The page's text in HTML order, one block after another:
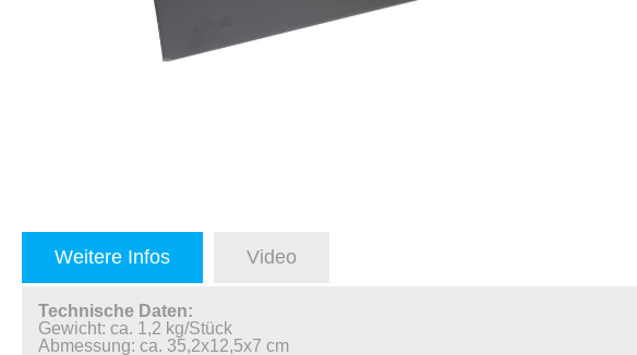
Weitere Infos Video
Technische Daten:
Gewicht: ca. 1,2 kg/Stück
Abmessung: ca. 35,2x12,5x7 cm